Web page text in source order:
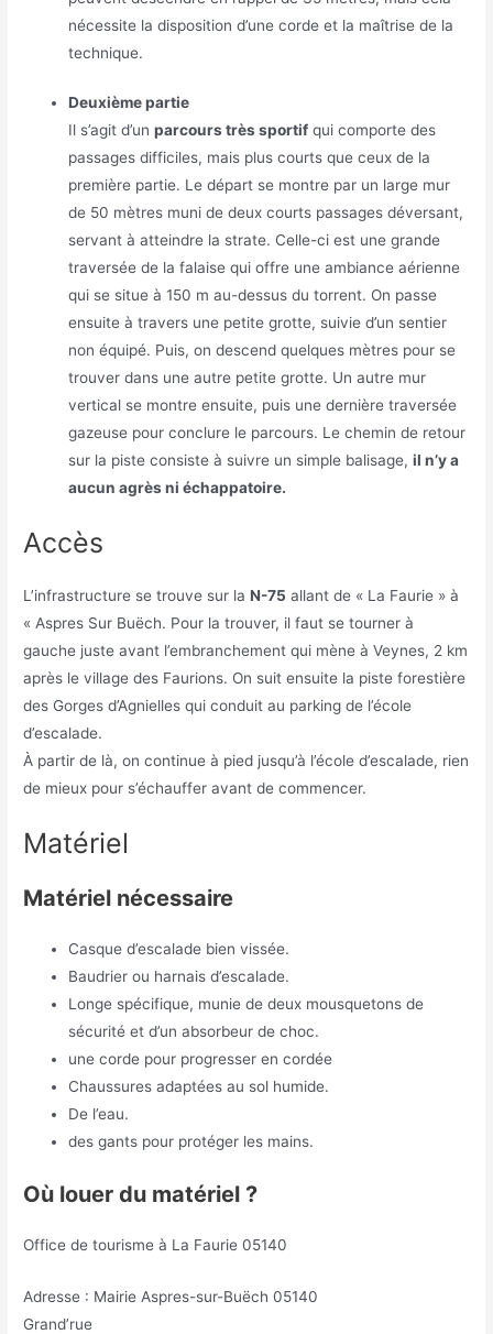
nécessite la disposition d’une corde et la maîtrise de la
technique.
Deuxième partie
Il s’agit d’unparcours très sportif qui comporte des
passages difficiles, mais plus courts que ceux de la
première partie. Le départ se montre par un large mur
de 50 mètres muni de deux courts passages déversant,
servant à atteindre la strate. Celle-ci est une grande
traversée de la falaise qui offre une ambiance aérienne
qui se situe à 150 m au-dessus du torrent. On passe
ensuite à travers une petite grotte, suivie d’un sentier
non équipé. Puis, on descend quelques mètres pour se
trouver dans une autre petite grotte. Un autre mur
vertical se montre ensuite, puis une dernière traversée
gazeuse pour conclure le parcours. Le chemin de retour
sur la piste consiste à suivre un simple balisage,il n’y a
aucun agrès ni échappatoire.
Accès
L’infrastructure se trouve sur laN-75 allant de « La Faurie » à
« Aspres Sur Buëch. Pour la trouver, il faut se tourner à
gauche juste avant l’embranchement qui mène à Veynes, 2 km
après le village des Faurions. On suit ensuite la piste forestière
des Gorges d’Agnielles qui conduit au parking de l’école
d’escalade.
À partir de là, on continue à pied jusqu’à l’école d’escalade, rien
de mieux pour s’échauffer avant de commencer.
Matériel
Matériel nécessaire
Casque d’escalade bien vissée.
Baudrier ou harnais d’escalade.
Longe spécifique, munie de deux mousquetons de
sécurité et d’un absorbeur de choc.
une corde pour progresser en cordée
Chaussures adaptées au sol humide.
De l’eau.
des gants pour protéger les mains.
Où louer du matériel ?
Office de tourisme à La Faurie 05140
Adresse : Mairie Aspres-sur-Buëch 05140
Grand’rue